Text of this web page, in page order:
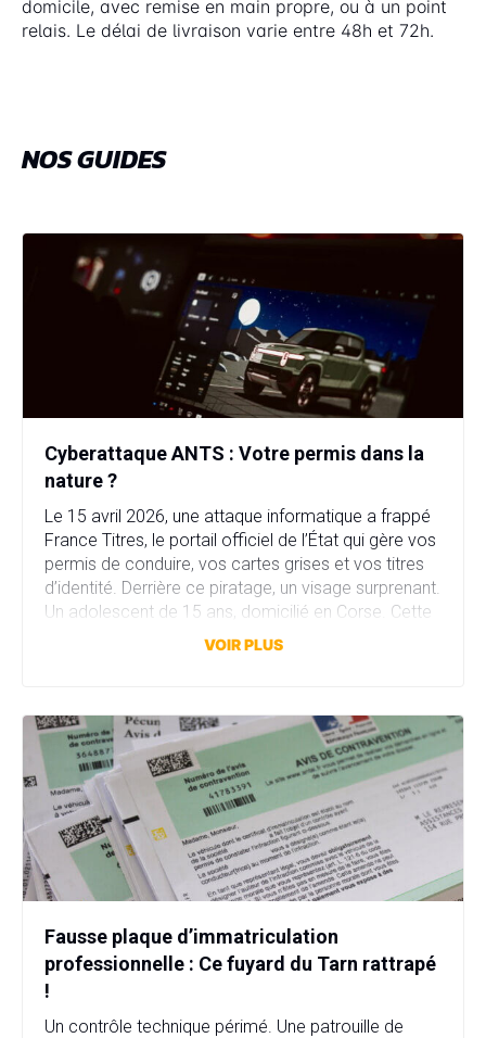
domicile, avec remise en main propre, ou à un point
relais. Le délai de livraison varie entre 48h et 72h.
NOS GUIDES
Cyberattaque ANTS : Votre permis dans la
nature ?
Le 15 avril 2026, une attaque informatique a frappé
France Titres, le portail officiel de l’État qui gère vos
permis de conduire, vos cartes grises et vos titres
d’identité. Derrière ce piratage, un visage surprenant.
Un adolescent de 15 ans, domicilié en Corse. Cette
attaque a compromis plus de 11,7 millions comptes
VOIR PLUS
Fausse plaque d’immatriculation
professionnelle : Ce fuyard du Tarn rattrapé
!
Un contrôle technique périmé. Une patrouille de